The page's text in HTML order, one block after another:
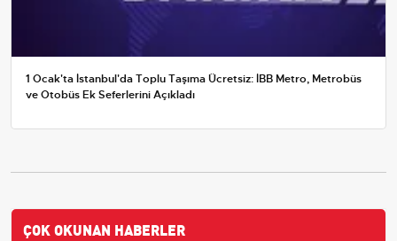
1 Ocak'ta İstanbul'da Toplu Taşıma Ücretsiz: İBB Metro, Metrobüs
ve Otobüs Ek Seferlerini Açıkladı
ÇOK OKUNAN HABERLER